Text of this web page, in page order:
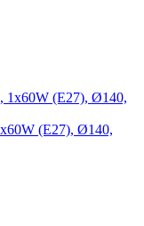
(E27), Ø140,